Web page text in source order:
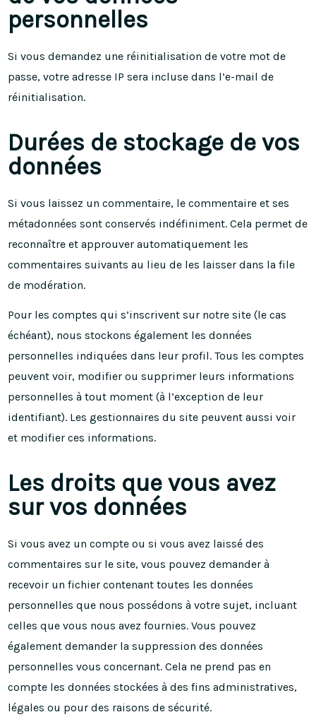
personnelles
Si vous demandez une réinitialisation de votre mot de
passe, votre adresse IP sera incluse dans l’e-mail de
réinitialisation.
Durées de stockage de vos
données
Si vous laissez un commentaire, le commentaire et ses
métadonnées sont conservés indéfiniment. Cela permet de
reconnaître et approuver automatiquement les
commentaires suivants au lieu de les laisser dans la file
de modération.
Pour les comptes qui s’inscrivent sur notre site (le cas
échéant), nous stockons également les données
personnelles indiquées dans leur profil. Tous les comptes
peuvent voir, modifier ou supprimer leurs informations
personnelles à tout moment (à l’exception de leur
identifiant). Les gestionnaires du site peuvent aussi voir
et modifier ces informations.
Les droits que vous avez
sur vos données
Si vous avez un compte ou si vous avez laissé des
commentaires sur le site, vous pouvez demander à
recevoir un fichier contenant toutes les données
personnelles que nous possédons à votre sujet, incluant
celles que vous nous avez fournies. Vous pouvez
également demander la suppression des données
personnelles vous concernant. Cela ne prend pas en
compte les données stockées à des fins administratives,
légales ou pour des raisons de sécurité.